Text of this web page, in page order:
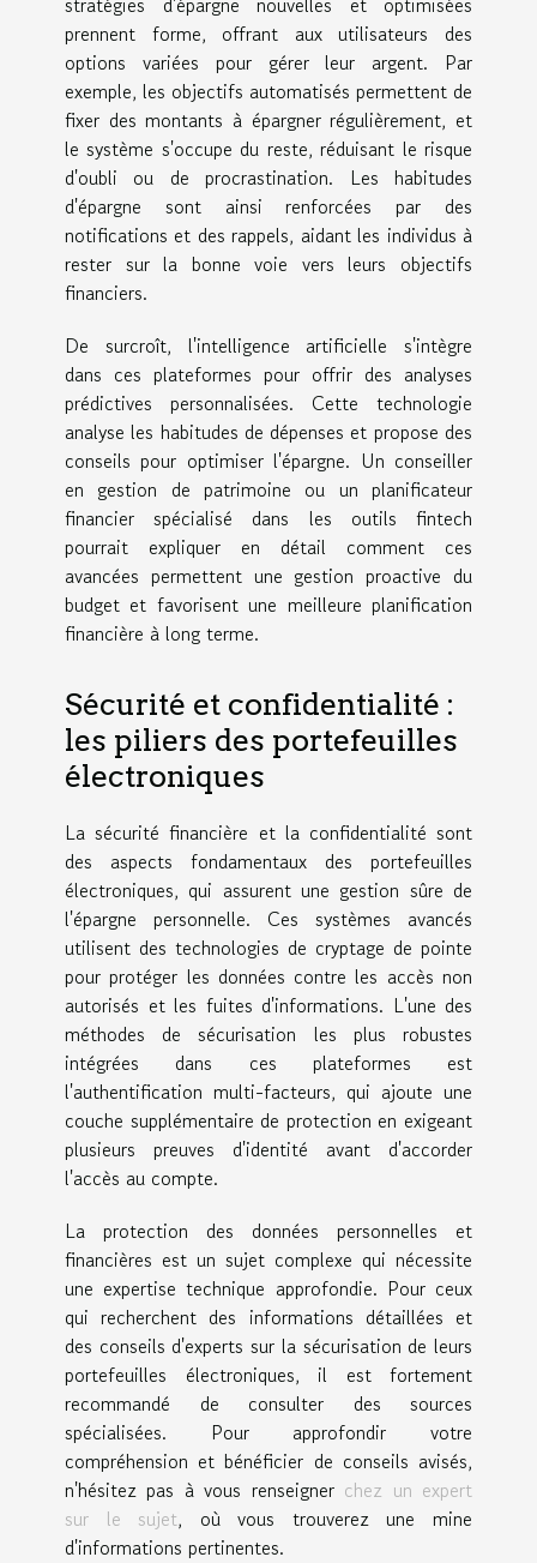
prennent forme, offrant aux utilisateurs des
options variées pour gérer leur argent. Par
exemple, les objectifs automatisés permettent de
fixer des montants à épargner régulièrement, et
le système s'occupe du reste, réduisant le risque
d'oubli ou de procrastination. Les habitudes
d'épargne sont ainsi renforcées par des
notifications et des rappels, aidant les individus à
rester sur la bonne voie vers leurs objectifs
financiers.
De surcroît, l'intelligence artificielle s'intègre
dans ces plateformes pour offrir des analyses
prédictives personnalisées. Cette technologie
analyse les habitudes de dépenses et propose des
conseils pour optimiser l'épargne. Un conseiller
en gestion de patrimoine ou un planificateur
financier spécialisé dans les outils fintech
pourrait expliquer en détail comment ces
avancées permettent une gestion proactive du
budget et favorisent une meilleure planification
financière à long terme.
Sécurité et confidentialité :
les piliers des portefeuilles
électroniques
La sécurité financière et la confidentialité sont
des aspects fondamentaux des portefeuilles
électroniques, qui assurent une gestion sûre de
l'épargne personnelle. Ces systèmes avancés
utilisent des technologies de cryptage de pointe
pour protéger les données contre les accès non
autorisés et les fuites d'informations. L'une des
méthodes de sécurisation les plus robustes
intégrées dans ces plateformes est
l'authentification multi-facteurs, qui ajoute une
couche supplémentaire de protection en exigeant
plusieurs preuves d'identité avant d'accorder
l'accès au compte.
La protection des données personnelles et
financières est un sujet complexe qui nécessite
une expertise technique approfondie. Pour ceux
qui recherchent des informations détaillées et
des conseils d'experts sur la sécurisation de leurs
portefeuilles électroniques, il est fortement
recommandé de consulter des sources
spécialisées. Pour approfondir votre
compréhension et bénéficier de conseils avisés,
n'hésitez pas à vous renseigner chez un expert
sur le sujet, où vous trouverez une mine
d'informations pertinentes.